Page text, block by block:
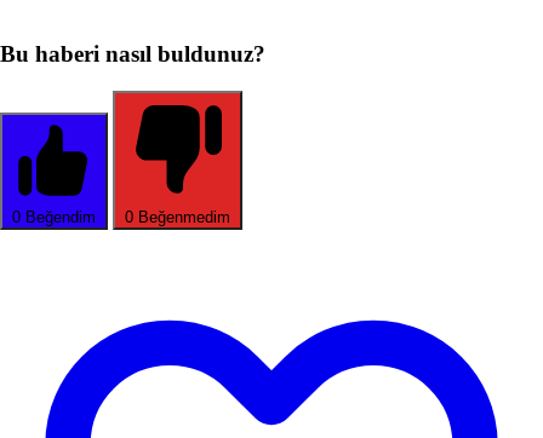
Bu haberi nasıl buldunuz?
0 Beğendim 0 Beğenmedim